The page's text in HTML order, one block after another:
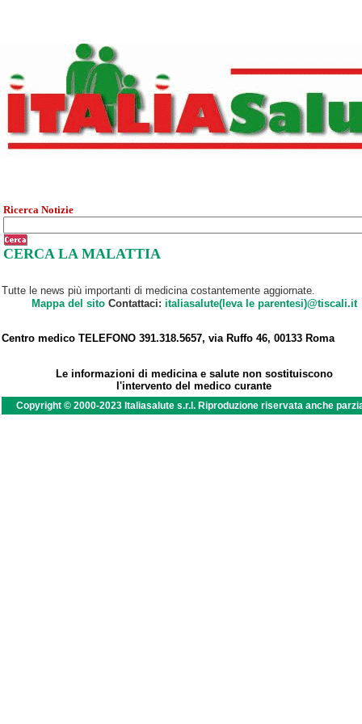
Ricerca Notizie
CERCA LA MALATTIA
Tutte le news più importanti di medicina costantemente aggiornate.
Mappa del sitoContattaci: italiasalute(leva le parentesi)@tiscali.it
Centro medico TELEFONO 391.318.5657, via Ruffo 46, 00133 Roma
Le informazioni di medicina e salute non sostituiscono
l'intervento del medico curante
Copyright © 2000-2023 Italiasalute s.r.l. Riproduzione riservata anche